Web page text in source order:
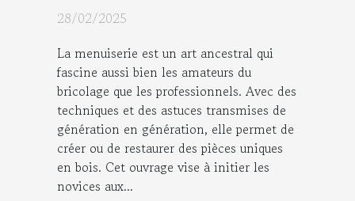
en menuiserie
28/02/2025
La menuiserie est un art ancestral qui
fascine aussi bien les amateurs du
bricolage que les professionnels. Avec des
techniques et des astuces transmises de
génération en génération, elle permet de
créer ou de restaurer des pièces uniques
en bois. Cet ouvrage vise à initier les
novices aux...